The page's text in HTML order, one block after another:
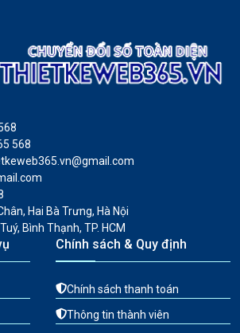
568
Hai Bà Trưng, Hà Nội
Bình Thạnh, TP. HCM
Chính sách & Quy định
Chính sách thanh toán
Thông tin thành viên